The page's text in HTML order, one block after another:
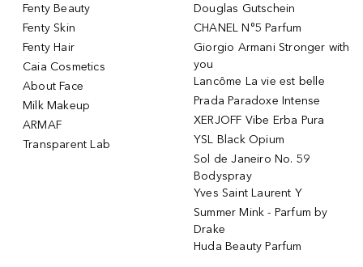
Fenty Beauty
Fenty Skin
Fenty Hair
Caia Cosmetics
About Face
Milk Makeup
ARMAF
Transparent Lab
Douglas Gutschein
CHANEL N°5 Parfum
Giorgio Armani Stronger with
you
Lancôme La vie est belle
Prada Paradoxe Intense
XERJOFF Vibe Erba Pura
YSL Black Opium
Sol de Janeiro No. 59
Bodyspray
Yves Saint Laurent Y
Summer Mink - Parfum by
Drake
Huda Beauty Parfum